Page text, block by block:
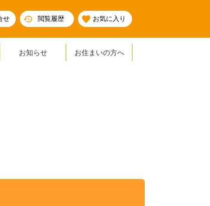
せ 閲覧履歴 お気に入り
お知らせ お住まいの方へ